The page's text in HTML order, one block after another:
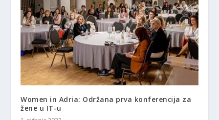
Women in Adria: Održana prva konferencija za
žene u IT-u